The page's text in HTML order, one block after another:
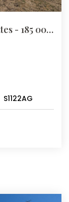
Maison 6 Pièces À Vendre À Cellettes - 185 000 €
S1122AG